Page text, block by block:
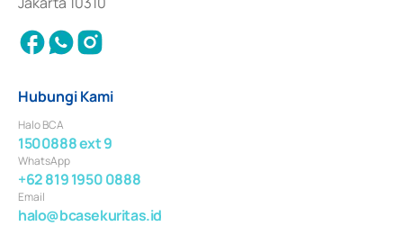
Hubungi Kami
Halo BCA
1500888 ext 9
WhatsApp
+62 819 1950 0888
Email
halo@bcasekuritas.id